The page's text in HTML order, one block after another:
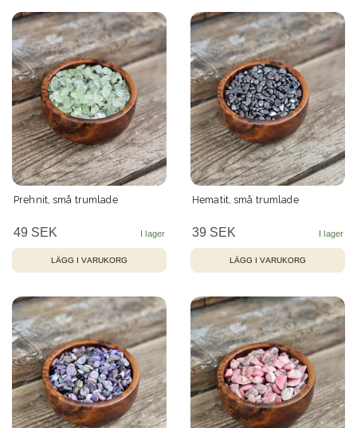
Prehnit, små trumlade
49 SEK
Hematit, små trumlade
39 SEK